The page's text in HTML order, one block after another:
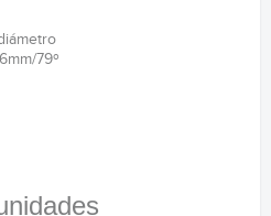
79º